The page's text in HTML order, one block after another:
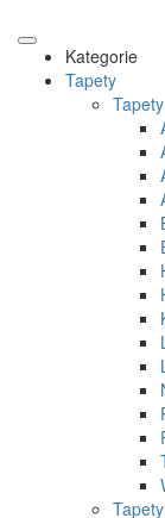
Kategorie
Tapety